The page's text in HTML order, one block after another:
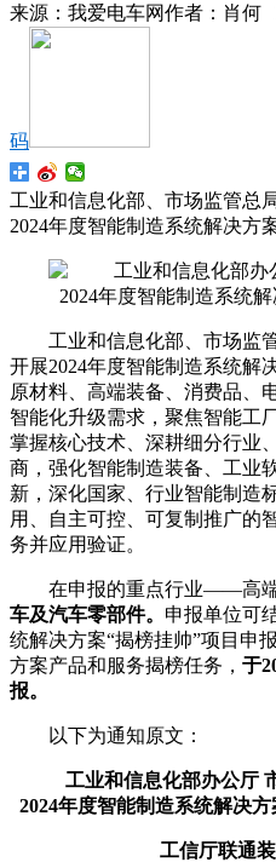
来源： 我爱电车网作者： 肖何
码
工业和信息化部、市场监管总
2024年度智能制造系统解决方
工业和信息化部、市场监
开展2024年度智能制造系统解
原材料、高端装备、消费品、
智能化升级需求，聚焦智能工
掌握核心技术、深耕细分行业
商，强化智能制造装备、工业
新，深化国家、行业智能制造
用、自主可控、可复制推广的
务并应用验证。
在申报的重点行业——高
车及汽车零部件。 申报单位可
统解决方案“揭榜挂帅”项目申
方案产品和服务揭榜任务， 于
报。
以下为通知原文：
工业和信息化部办公厅
2024年度智能制造系统解决
工信厅联通